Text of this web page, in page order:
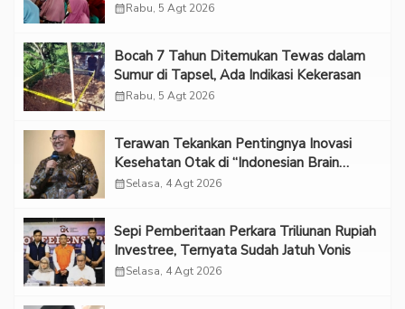
calendar_monthRabu, 5 Agt 2026
Bocah 7 Tahun Ditemukan Tewas dalam
Sumur di Tapsel, Ada Indikasi Kekerasan
calendar_monthRabu, 5 Agt 2026
Terawan Tekankan Pentingnya Inovasi
Kesehatan Otak di “Indonesian Brain
Forum 2026 UPN Veteran Jakarta”
calendar_monthSelasa, 4 Agt 2026
Sepi Pemberitaan Perkara Triliunan Rupiah
Investree, Ternyata Sudah Jatuh Vonis
calendar_monthSelasa, 4 Agt 2026